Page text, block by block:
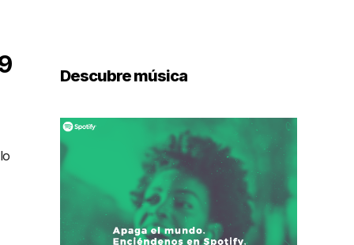
Descubre música